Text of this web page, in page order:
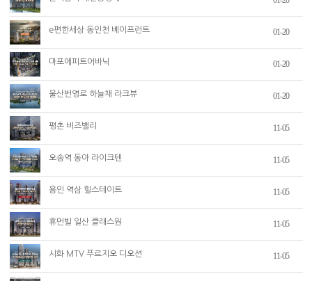
e편한세상 동인천 베이프런트 01-20
마포에피트어바닉 01-20
울산번영로 하늘채 라크뷰 01-20
평촌 비즈밸리 11-05
오송역 동아 라이크텐 11-05
용인 역삼 힐스테이트 11-05
휴먼빌 일산 클래스원 11-05
시화 MTV 푸르지오 디오션 11-05